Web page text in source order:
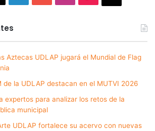
Aztecas UDLAP jugará el Mundial de Flag
de la UDLAP destacan en el MUTVI 2026
expertos para analizar los retos de la
municipal
UDLAP fortalece su acervo con nuevas